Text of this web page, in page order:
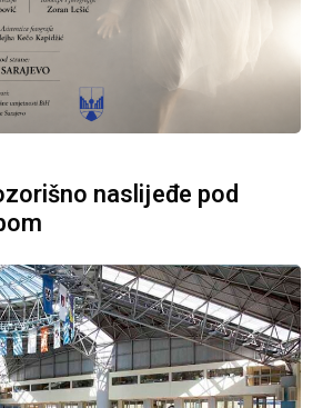
naslijeđe pod